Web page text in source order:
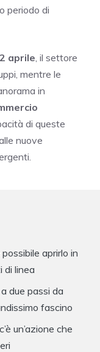
periodo di
2 aprile , il settore
mentre le
in
di queste
nuove
aprirlo in
di linea
due passi da
fascino
un’azione che